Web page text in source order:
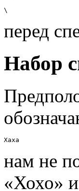
\
перед
Набор
Хаха
нам не
«Хохо»